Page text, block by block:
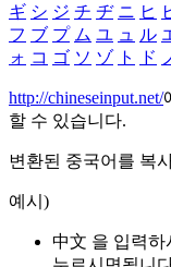
ギ シ ジ チ ヂ ニ ヒ
フ ブ プ ム ユ ュ ル
ォ コ ゴ ソ ゾ ト ド
http://chineseinput.net/
할 수 있습니다.
변환된 중국어를 복
예시)
中文 을 입력하